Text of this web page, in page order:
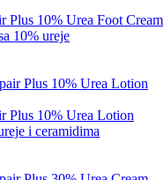
Plus 10% Urea Foot Cream
10% ureje
Plus 10% Urea Lotion
i ceramidima